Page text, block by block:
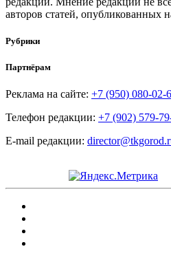
авторов статей, опубликованных
Рубрики
Партнёрам
Реклама на сайте: +7 (950) 080-02-
Телефон редакции: +7 (902) 579-
E-mail редакции: